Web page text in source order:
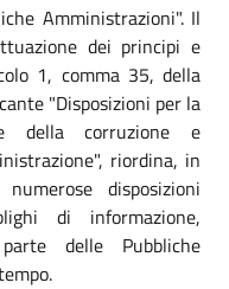
Amministrazioni". Il
dei principi e
1, comma 35, della
"Disposizioni per la
della corruzione e
riordina, in
disposizioni
di informazione,
delle Pubbliche